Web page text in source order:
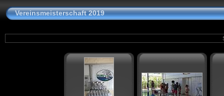
Vereinsmeisterschaft 2019